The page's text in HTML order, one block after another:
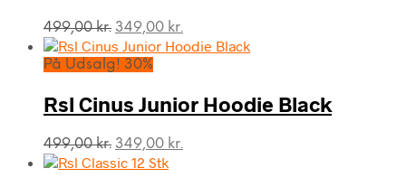
499,00kr. Den
oprindelige
pris
499,00 kr..
349,00 kr.
aktuelle
349,00 kr..
På Udsalg! 30%
Rsl Cinus Junior Hoodie Black
499,00kr. Den
oprindelige
349,00 kr.